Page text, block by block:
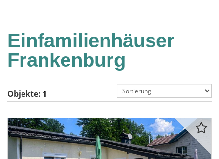
Einfamilienhäuser
Frankenburg
Objekte: 1